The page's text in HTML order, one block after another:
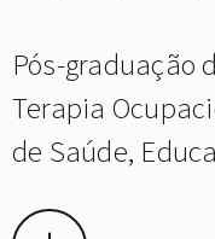
Pós-graduação
Terapia
de Saúde,